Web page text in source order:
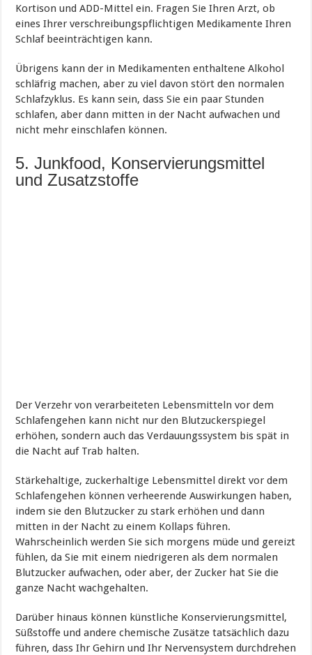
Kortison und ADD-Mittel ein. Fragen Sie Ihren Arzt, ob
eines Ihrer verschreibungspflichtigen Medikamente Ihren
Schlaf beeinträchtigen kann.
Übrigens kann der in Medikamenten enthaltene Alkohol
schläfrig machen, aber zu viel davon stört den normalen
Schlafzyklus. Es kann sein, dass Sie ein paar Stunden
schlafen, aber dann mitten in der Nacht aufwachen und
nicht mehr einschlafen können.
5. Junkfood, Konservierungsmittel
und Zusatzstoffe
Der Verzehr von verarbeiteten Lebensmitteln vor dem
Schlafengehen kann nicht nur den Blutzuckerspiegel
erhöhen, sondern auch das Verdauungssystem bis spät in
die Nacht auf Trab halten.
Stärkehaltige, zuckerhaltige Lebensmittel direkt vor dem
Schlafengehen können verheerende Auswirkungen haben,
indem sie den Blutzucker zu stark erhöhen und dann
mitten in der Nacht zu einem Kollaps führen.
Wahrscheinlich werden Sie sich morgens müde und gereizt
fühlen, da Sie mit einem niedrigeren als dem normalen
Blutzucker aufwachen, oder aber, der Zucker hat Sie die
ganze Nacht wachgehalten.
Darüber hinaus können künstliche Konservierungsmittel,
Süßstoffe und andere chemische Zusätze tatsächlich dazu
führen, dass Ihr Gehirn und Ihr Nervensystem durchdrehen